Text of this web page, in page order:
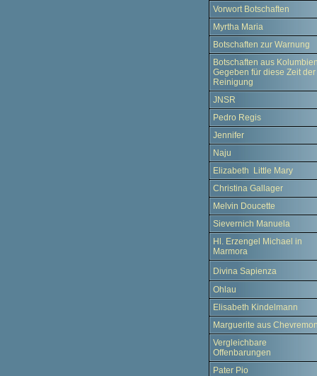
Vorwort Botschaften
Myrtha Maria
Botschaften zur Warnung
Botschaften aus
Gegeben für diese Zeit der
Reinigung
JNSR
Pedro Regis
Jennifer
Naju
Elizabeth Little Mary
Christina Gallager
Melvin Doucette
Sievernich Manuela
Hl. Erzengel Michael in
Marmora
Divina Sapienza
Ohlau
Elisabeth Kindelmann
Marguerite aus
Vergleichbare
Offenbarungen
Pater Pio